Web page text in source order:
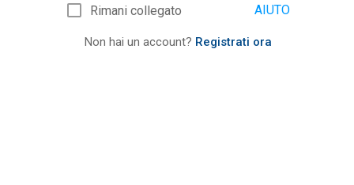
Rimani collegato AIUTO
Non hai un account? Registrati ora